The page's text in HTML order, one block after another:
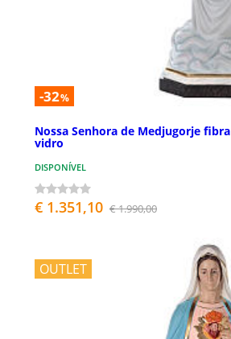
-32%
Nossa Senhora de Medjugorje
vidro
DISPONÍVEL
€ 1.351,10 € 1.990,00
OUTLET